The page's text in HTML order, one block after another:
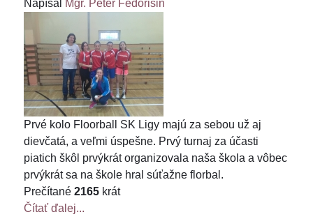
Napísal Mgr. Peter Fedorišin
Prvé kolo Floorball SK Ligy majú za sebou už aj
dievčatá, a veľmi úspešne. Prvý turnaj za účasti
piatich škôl prvýkrát organizovala naša škola a vôbec
prvýkrát sa na škole hral súťažne florbal.
Prečítané 2165 krát
Čítať ďalej...